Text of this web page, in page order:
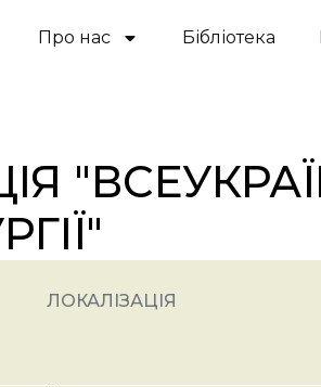
Про нас Бібліотека
ЛОКАЛІЗАЦІЯ